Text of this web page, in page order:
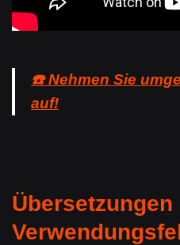
☎️ Nehmen Sie
auf!
Übersetzungen